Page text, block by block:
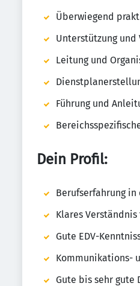
Überwiegend
Unterstützung
Leitung und
Führung und
Dein Profil:
Berufserfahrung
Klares
Gute EDV-
Kommunikations-
Gute bis sehr gute